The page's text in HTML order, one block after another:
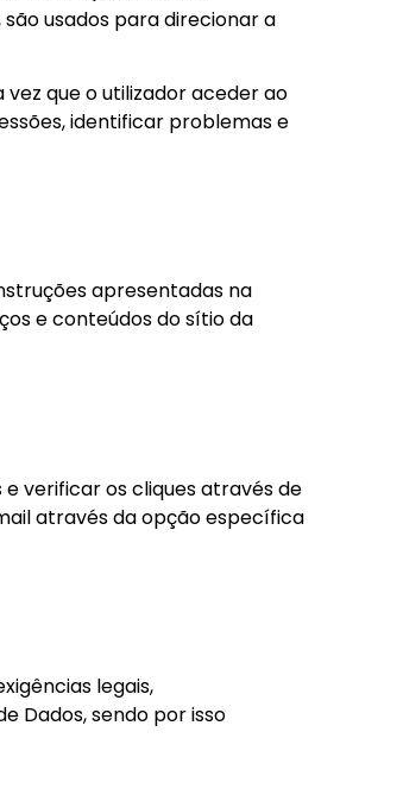
usados para direcionar a
que o utilizador aceder ao
identificar problemas e
apresentadas na
e conteúdos do sítio da
verificar os cliques através de
através da opção específica
legais,
Dados, sendo por isso